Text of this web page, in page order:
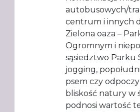
autobusowych/
centrum i innych
​Zielona oaza –
​Ogromnym i
sąsiedztwo Parku
jogging,
psem czy
bliskość natury w
podnosi wartość